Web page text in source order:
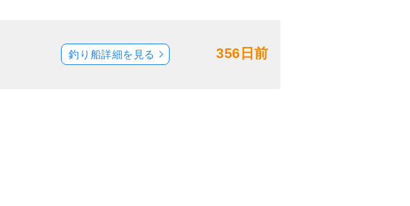
356日前
釣り船詳細を見る